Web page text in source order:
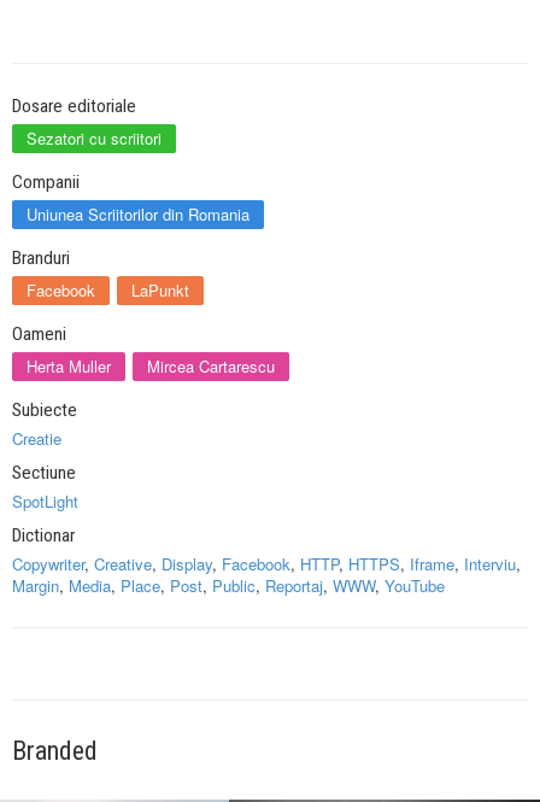
Dosare editoriale
Sezatori cu scriitori
Companii
Uniunea Scriitorilor din Romania
Branduri
Facebook LaPunkt
Oameni
Herta Muller Mircea Cartarescu
Subiecte
Creatie
Sectiune
SpotLight
Dictionar
Copywriter, Creative, Display, Facebook, HTTP, HTTPS, Iframe, Interviu,
Margin, Media, Place, Post, Public, Reportaj, WWW, YouTube
Branded